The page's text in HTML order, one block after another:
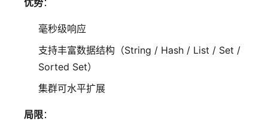
优势：
毫秒级响应
支持丰富数据结构（String / Hash / List / Set /
Sorted Set）
集群可水平扩展
局限：